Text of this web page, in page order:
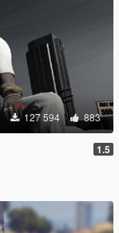
127 594 883
1.5